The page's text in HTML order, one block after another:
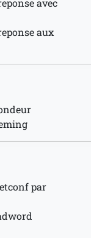
avec
aux
par